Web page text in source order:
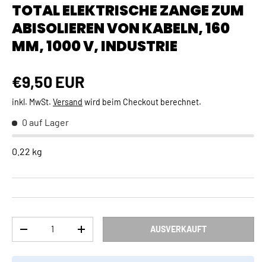
TOTAL ELEKTRISCHE ZANGE ZUM
ABISOLIEREN VON KABELN, 160
MM, 1000 V, INDUSTRIE
Normaler Preis
€9,50 EUR
inkl. MwSt. Versand wird beim Checkout berechnet.
0 auf Lager
0.22 kg
MENGE VERRINGERNMENGE ERHÖHEN AUSVERKAUFT